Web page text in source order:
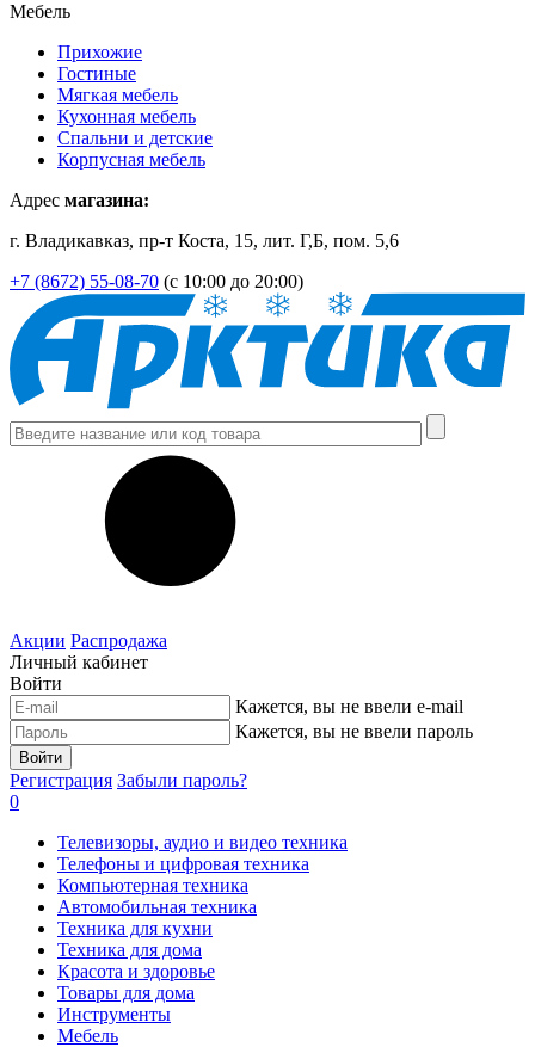
Мебель
Прихожие
Гостиные
Мягкая мебель
Кухонная мебель
Спальни и детские
Корпусная мебель
Адрес магазина:
г. Владикавказ, пр-т Коста, 15, лит. Г,Б, пом. 5,6
+7 (8672) 55-08-70 (с 10:00 до 20:00)
Акции Распродажа
Личный кабинет
Войти
Кажется, вы не ввели e-mail
Кажется, вы не ввели пароль
Войти
Регистрация Забыли пароль?
0
Телевизоры, аудио и видео техника
Телефоны и цифровая техника
Компьютерная техника
Автомобильная техника
Техника для кухни
Техника для дома
Красота и здоровье
Товары для дома
Инструменты
Мебель